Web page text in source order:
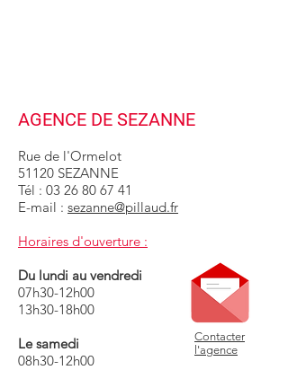
AGENCE DE SEZANNE
Rue de l'Ormelot
51120 SEZANNE
Tél : 03 26 80 67 41
E-mail : sezanne@pillaud.fr
Horaires d'ouverture :
Du lundi au vendredi
07h30-12h00
13h30-18h00
Le samedi
08h30-12h00
Contacter
l'agence